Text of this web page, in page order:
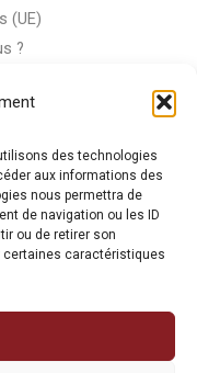
des technologies
aux informations des
nous permettra de
de navigation ou les ID
ou de retirer son
caractéristiques
(UE)
?
visiter notre shop